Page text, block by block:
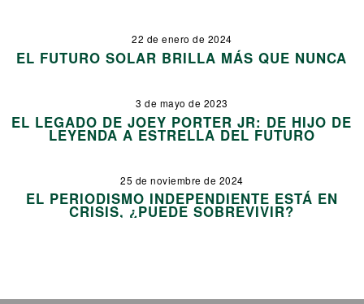
22 de enero de 2024
EL FUTURO SOLAR BRILLA MÁS QUE NUNCA
3 de mayo de 2023
EL LEGADO DE JOEY PORTER JR: DE HIJO DE
LEYENDA A ESTRELLA DEL FUTURO
25 de noviembre de 2024
EL PERIODISMO INDEPENDIENTE ESTÁ EN
CRISIS, ¿PUEDE SOBREVIVIR?